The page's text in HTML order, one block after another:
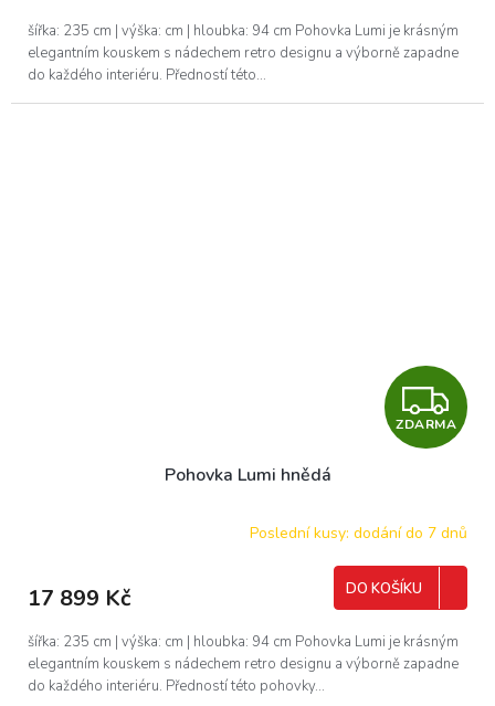
A
šířka: 235 cm | výška: cm | hloubka: 94 cm Pohovka Lumi je krásným
elegantním kouskem s nádechem retro designu a výborně zapadne
do každého interiéru. Předností této...
Z
D
R
A
ZDARMA
Pohovka Lumi hnědá
Poslední kusy: dodání do 7 dnů
17 899 Kč DO KOŠÍKU
šířka: 235 cm | výška: cm | hloubka: 94 cm Pohovka Lumi je krásným
elegantním kouskem s nádechem retro designu a výborně zapadne
do každého interiéru. Předností této pohovky...